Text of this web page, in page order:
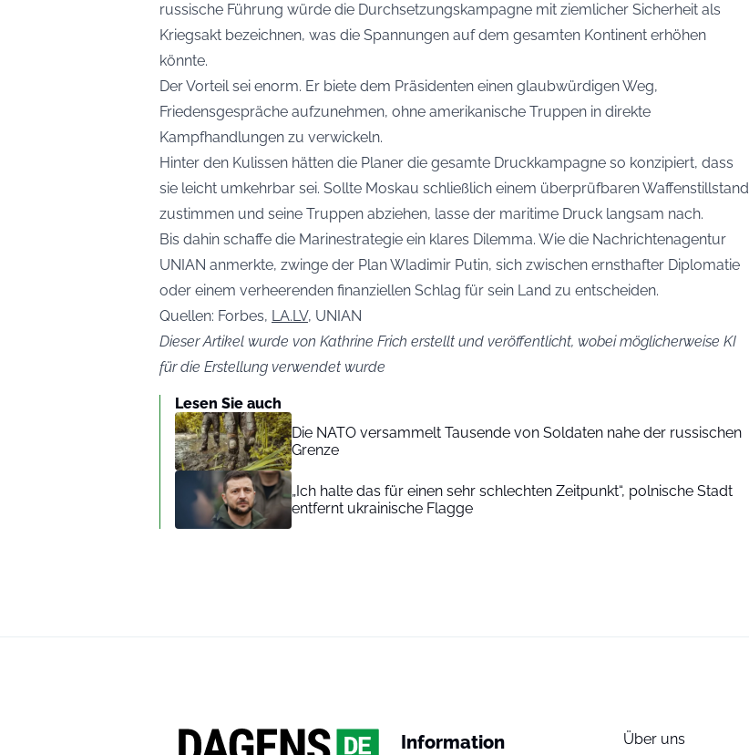
russische Führung würde die Durchsetzungskampagne mit ziemlicher Sicherheit als
Kriegsakt bezeichnen, was die Spannungen auf dem gesamten Kontinent erhöhen
könnte.
Der Vorteil sei enorm. Er biete dem Präsidenten einen glaubwürdigen Weg,
Friedensgespräche aufzunehmen, ohne amerikanische Truppen in direkte
Kampfhandlungen zu verwickeln.
Hinter den Kulissen hätten die Planer die gesamte Druckkampagne so konzipiert, dass
sie leicht umkehrbar sei. Sollte Moskau schließlich einem überprüfbaren Waffenstillstand
zustimmen und seine Truppen abziehen, lasse der maritime Druck langsam nach.
Bis dahin schaffe die Marinestrategie ein klares Dilemma. Wie die Nachrichtenagentur
UNIAN anmerkte, zwinge der Plan Wladimir Putin, sich zwischen ernsthafter Diplomatie
oder einem verheerenden finanziellen Schlag für sein Land zu entscheiden.
Quellen: Forbes, LA.LV, UNIAN
Dieser Artikel wurde von Kathrine Frich erstellt und veröffentlicht, wobei möglicherweise KI
für die Erstellung verwendet wurde
Lesen Sie auch
Die NATO versammelt Tausende von Soldaten nahe der russischen
Grenze
„Ich halte das für einen sehr schlechten Zeitpunkt“, polnische Stadt
entfernt ukrainische Flagge
Information
Über uns